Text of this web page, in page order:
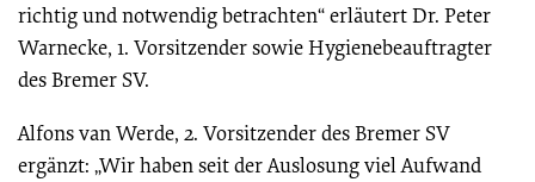
richtig und notwendig betrachten“ erläutert Dr. Peter
Warnecke, 1. Vorsitzender sowie Hygienebeauftragter
des Bremer SV.
Alfons van Werde, 2. Vorsitzender des Bremer SV
ergänzt: „Wir haben seit der Auslosung viel Aufwand